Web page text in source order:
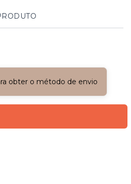
obter o método de envio